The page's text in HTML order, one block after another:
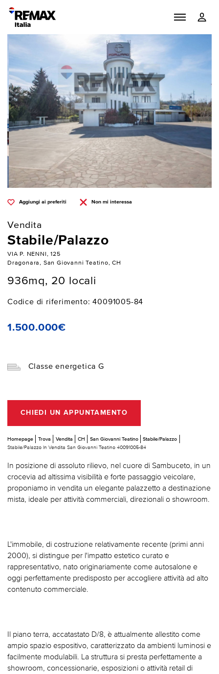
Aggiungi ai preferiti Non mi interessa
Vendita
Stabile/Palazzo
VIA P. NENNI, 125
Dragonara, San Giovanni Teatino, CH
936mq, 20 locali
Codice di riferimento: 40091005-84
1.500.000€
Classe energetica G
CHIEDI UN APPUNTAMENTO
Homepage Trova Vendita CH San Giovanni Teatino
Stabile/Palazzo
Stabile/Palazzo In Vendita San Giovanni Teatino 40091005-84
In posizione di assoluto rilievo, nel cuore di Sambuceto, in un
crocevia ad altissima visibilità e forte passaggio veicolare,
proponiamo in vendita un elegante palazzetto a destinazione
mista, ideale per attività commerciali, direzionali o showroom.
L'immobile, di costruzione relativamente recente (primi anni
2000), si distingue per l'impatto estetico curato e
rappresentativo, nato originariamente come autosalone e
oggi perfettamente predisposto per accogliere attività ad alto
contenuto commerciale.
Il piano terra, accatastato D/8, è attualmente allestito come
ampio spazio espositivo, caratterizzato da ambienti luminosi e
facilmente modulabili. La struttura si presta perfettamente a
showroom, concessionarie, esposizioni o attività retail di